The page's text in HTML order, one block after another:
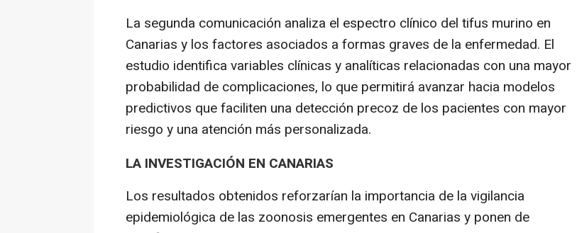
La segunda comunicación analiza el espectro clínico del tifus murino en
Canarias y los factores asociados a formas graves de la enfermedad. El
estudio identifica variables clínicas y analíticas relacionadas con una mayor
probabilidad de complicaciones, lo que permitirá avanzar hacia modelos
predictivos que faciliten una detección precoz de los pacientes con mayor
riesgo y una atención más personalizada.
LA INVESTIGACIÓN EN CANARIAS
Los resultados obtenidos reforzarían la importancia de la vigilancia
epidemiológica de las zoonosis emergentes en Canarias y ponen de